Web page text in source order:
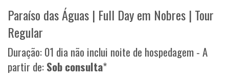
Paraíso das Águas | Full Day em Nobres | Tour
Regular
Duração: 01 dia não inclui noite de hospedagem - A
partir de:Sob consulta*